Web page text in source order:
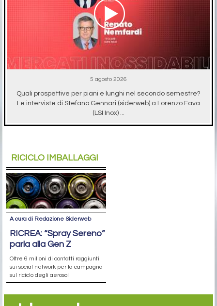
5 agosto 2026
Quali prospettive per piani e lunghi nel secondo semestre?
Le interviste di Stefano Gennari (siderweb) a Lorenzo Fava
(LSI Inox) ...
RICICLO IMBALLAGGI
A cura di Redazione Siderweb
RICREA: “Spray Sereno”
parla alla Gen Z
Oltre 6 milioni di contatti raggiunti
sui social network per la campagna
sul riciclo degli aerosol